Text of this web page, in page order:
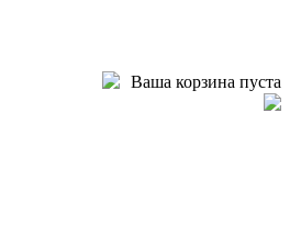
Ваша корзина пуста